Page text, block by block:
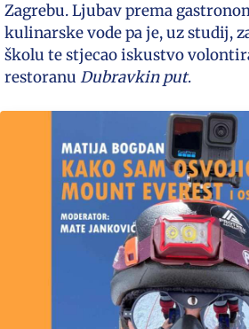
Zagrebu. Ljubav prema
kulinarske vode pa je, uz studij,
školu te stjecao iskustvo
restoranu Dubravkin put.